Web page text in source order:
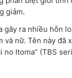
giảm.
ra nhiều hỗn
và nữ. Tên này
no Itoma” (TBS